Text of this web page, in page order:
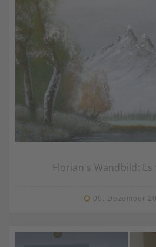
Florian's Wandbild:
09. Dezember